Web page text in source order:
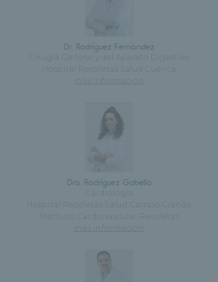
Dr. Rodríguez Fernández
Cirugía General y del Aparato Digestivo
Hospital Recoletas Salud Cuenca
más información
Dra. Rodríguez Gabella
Cardiología
Hospital Recoletas Salud Campo Grande
Instituto Cardiovascular Recoletas
más información